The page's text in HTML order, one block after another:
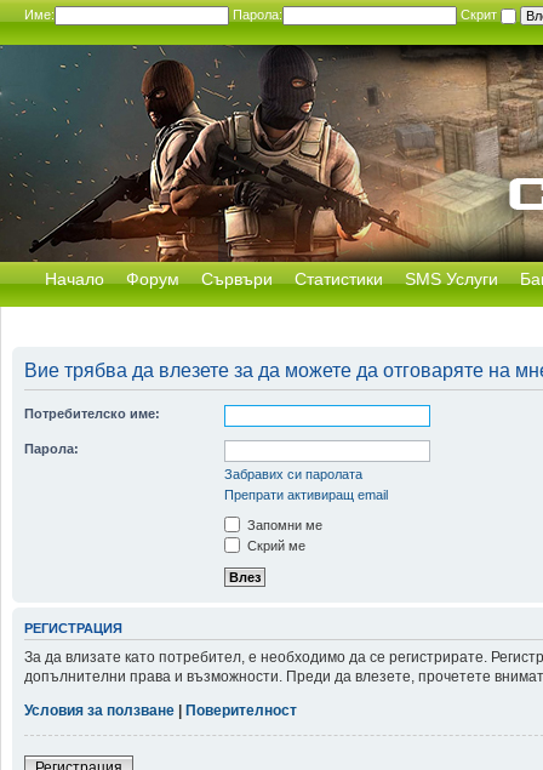
Име: Парола: Скрит
Начало Форум Сървъри Статистики SMS Услуги
Вие трябва да влезете за да можете да отговаряте на
Потребителско име:
Парола:
Забравих си паролата
Препрати активиращ email
Запомни ме
Скрий ме
РЕГИСТРАЦИЯ
За да влизате като потребител, е необходимо да се регистрирате.
допълнителни права и възможности. Преди да влезете, прочетете
Условия за ползване | Поверителност